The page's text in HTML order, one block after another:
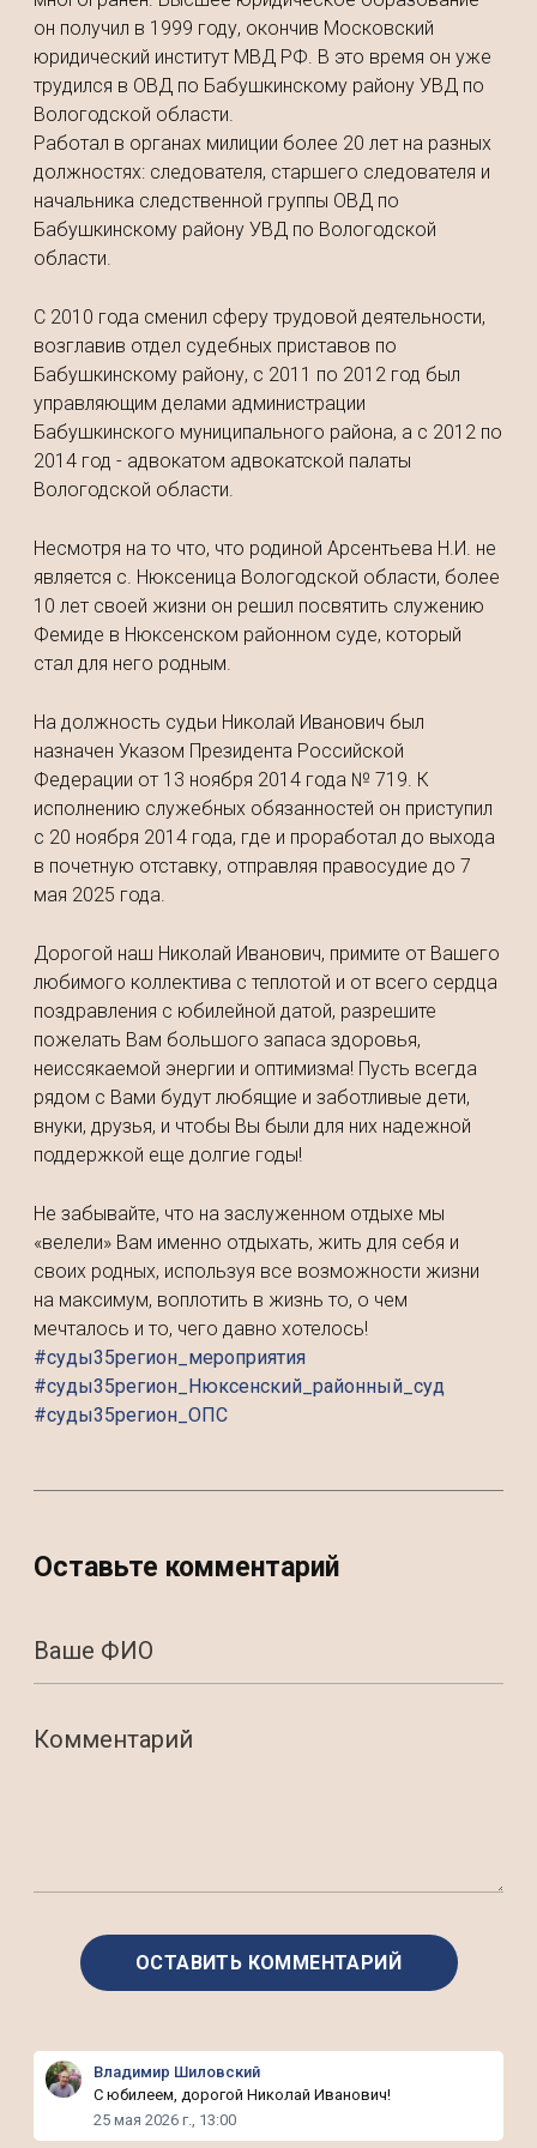
он получил в 1999 году, окончив Московский
юридический институт МВД РФ. В это время он уже
трудился в ОВД по Бабушкинскому району УВД по
Вологодской области.
Работал в органах милиции более 20 лет на разных
должностях: следователя, старшего следователя и
начальника следственной группы ОВД по
Бабушкинскому району УВД по Вологодской
области.
С 2010 года сменил сферу трудовой деятельности,
возглавив отдел судебных приставов по
Бабушкинскому району, с 2011 по 2012 год был
управляющим делами администрации
Бабушкинского муниципального района, а с 2012 по
2014 год - адвокатом адвокатской палаты
Вологодской области.
Несмотря на то что, что родиной Арсентьева Н.И. не
является с. Нюксеница Вологодской области, более
10 лет своей жизни он решил посвятить служению
Фемиде в Нюксенском районном суде, который
стал для него родным.
На должность судьи Николай Иванович был
назначен Указом Президента Российской
Федерации от 13 ноября 2014 года № 719. К
исполнению служебных обязанностей он приступил
с 20 ноября 2014 года, где и проработал до выхода
в почетную отставку, отправляя правосудие до 7
мая 2025 года.
Дорогой наш Николай Иванович, примите от Вашего
любимого коллектива с теплотой и от всего сердца
поздравления с юбилейной датой, разрешите
пожелать Вам большого запаса здоровья,
неиссякаемой энергии и оптимизма! Пусть всегда
рядом с Вами будут любящие и заботливые дети,
внуки, друзья, и чтобы Вы были для них надежной
поддержкой еще долгие годы!
Не забывайте, что на заслуженном отдыхе мы
«велели» Вам именно отдыхать, жить для себя и
своих родных, используя все возможности жизни
на максимум, воплотить в жизнь то, о чем
мечталось и то, чего давно хотелось!
#суды35регион_мероприятия
#суды35регион_Нюксенский_районный_суд
#суды35регион_ОПС
Оставьте комментарий
Владимир Шиловский
С юбилеем, дорогой Николай Иванович!
25 мая 2026 г., 13:00